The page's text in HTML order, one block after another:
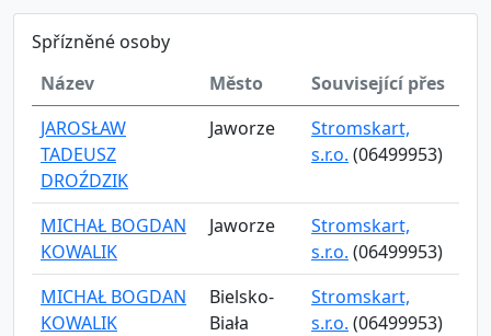
Spřízněné osoby
Název
Město
Související přes
JAROSŁAW
TADEUSZ
DROŹDZIK
Jaworze
Stromskart,
s.r.o. (06499953)
MICHAŁ BOGDAN
KOWALIK
Jaworze
Stromskart,
s.r.o. (06499953)
MICHAŁ BOGDAN
KOWALIK
Bielsko-
Biała
Stromskart,
s.r.o. (06499953)